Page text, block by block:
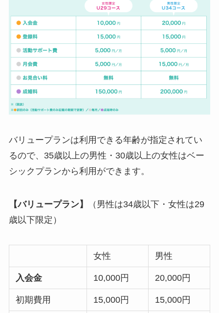
バリュープランは利用できる年齢が指定されてい
るので、35歳以上の男性・30歳以上の女性はベー
シックプランから利用ができます。
【バリュープラン】
（男性は34歳以下・女性は29
歳以下限定）
女性 男性
入会金 10,000円 20,000円
初期費用 15,000円 15,000円